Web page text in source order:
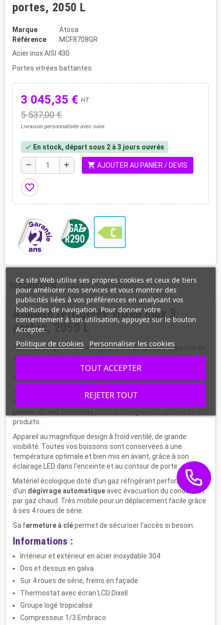
portes, 2050 L
Marque
Atosa
Référence
MCF8708GR
Acier inox AISI 430
Portes vitrées battantes
3 045,35 € HT
5 537,00 €
Livraison personnalisée avec suivi
check En stock, départ sous 2 à 3 jours ouvrés
remove add shopping_cart AJOUTER AU PANIER / DEVIS
favorite_border
DESCRIPTION CARACTÉRISTIQUES
Armoire réfrigérée vitrée inox 3
portes, 2050 L
Armoire réfrigérateur professionnelle degrande capacité de
2050 litres. Elle est destinée aux professionnels du CHR et
spécialement conçue pour stocker vos bouteilles de
Armoire réfrigérée d'exposition de boissons est réalisée en
inox 430 à l'exception du dos et du dessous. Elle dispose de
produits.
Appareil au magnifique design à froid ventilé, de grande
visibilité. Toutes vos boissons sont conservées à une
température optimale et bien mis en avant, grâce à son
éclairage LED dans l'enceinte et au contour de porte.
Matériel écologique doté d'un gaz réfrigérant performant et
d'un dégivrage automatiqueavec évacuation du condensat
par gaz chaud. Très mobile pour un déplacement facile grâce
à ses 4 roues de série.
Sa fermeture à clépermet de sécuriser l'accès si besoin.
Informations :
Intérieur et extérieur en acier inoxydable 304
Dos et dessus en galva
Sur 4 roues de série, freins en façade
Thermostat avec écran LCD Dixell
Groupe logé tropicalisé
Compresseur 1/3 Embraco
Ce site Web utilise ses propres cookies et ceux de tiers
pour améliorer nos services et vous montrer des
publicités liées à vos préférences en analysant vos
habitudes de navigation. Pour donner votre
consentement à son utilisation, appuyez sur le bouton
Accepter.
Politique de cookies Personnaliser les cookies
REJETER TOUT
TOUT ACCEPTER